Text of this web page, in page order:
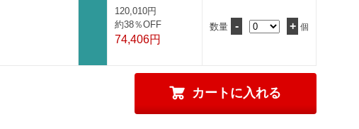
120,010円
約38％OFF
74,406円
数量 - + 個